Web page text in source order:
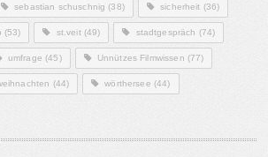
sebastian schuschnig (38) sicherheit (36)
(53) st.veit(49) stadtgespräch (74)
umfrage (45) Unnützes Filmwissen (77)
(44) wörthersee (44)